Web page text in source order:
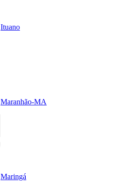
Ituano
Maranhão-MA
Maringá